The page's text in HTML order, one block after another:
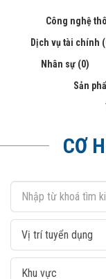
Công nghệ
Dịch vụ tài chính
Nhân sự (0)
Sản
CƠ